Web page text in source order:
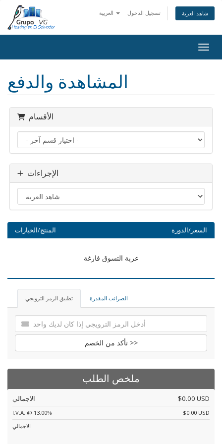
تسجيل الدخول شاهد العربة
المشاهدة والدفع
الأقسام
الإجراءات
المنتج/الخيارات السعر/الدورة
عربة التسوق فارغة
تطبيق الرمز الترويجي الضرائب المقدرة
تأكد من الخصم >>
ملخص الطلب
الاجمالي $0.00 USD
I.V.A. @ 13.00%
$0.00 USD
الاجمالي